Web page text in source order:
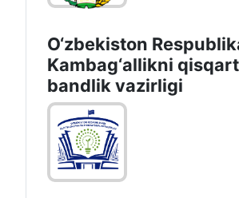
O‘zbekiston
Kambag‘allikni
bandlik vazirligi